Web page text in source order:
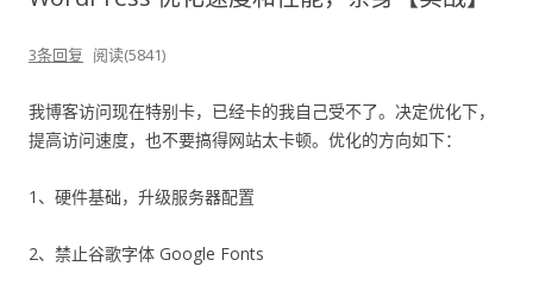
3条回复 阅读(5841)
我博客访问现在特别卡，已经卡的我自己受不了。决定优化下，
提高访问速度，也不要搞得网站太卡顿。优化的方向如下：
1、硬件基础，升级服务器配置
2、禁止谷歌字体 Google Fonts